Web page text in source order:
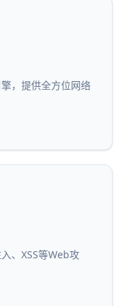
，提供全方位网络
、XSS等Web攻